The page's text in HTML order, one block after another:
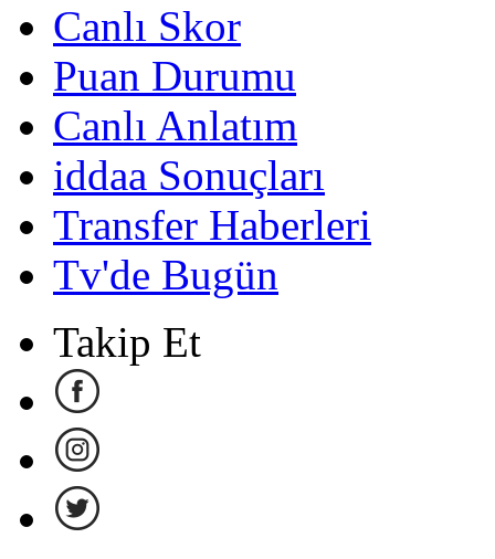
Canlı Skor
Puan Durumu
Canlı Anlatım
iddaa Sonuçları
Transfer Haberleri
Tv'de Bugün
Takip Et